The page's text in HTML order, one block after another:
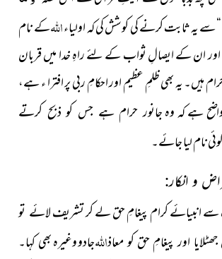
“ سے یہ ثابت کرنے کی کوشش کی کہ اولیاءاللہکے نام
اور ان کے ایصالِ ثواب کے لئے راہِ خدا میں قربان
ہیں۔ یہ بھی ظلمِ عظیم اور احکامِ ربی پر افترا ء ہے،
ہے کہ وہجانور حرام ہے جس کو ذبح کرتے
نام لیا جائے۔
و انکار:
انبیائے کرام پیغامِ حق لے کر تشریفلائے تو
اور پیغامِ حق کو معاذاللہجادو وغیرہبھی کہا۔